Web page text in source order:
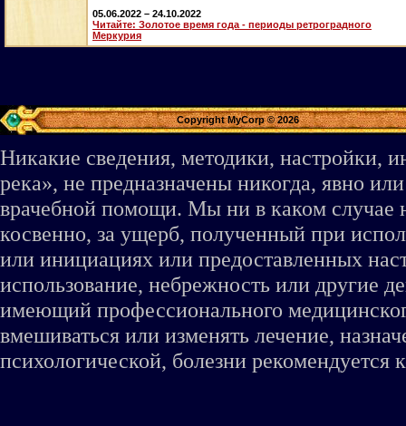
05.06.2022 – 24.10.2022
Читайте: Золотое время года - периоды ретроградного
Меркурия
Copyright MyCorp © 2026
Никакие сведения, методики, настройки,
река», не предназначены никогда, явно
врачебной помощи. Мы ни в каком случае
косвенно, за ущерб, полученный при
или инициациях или предоставленных
использование, небрежность или другие
имеющий профессионального
вмешиваться или изменять лечение,
психологической, болезни рекомендуется